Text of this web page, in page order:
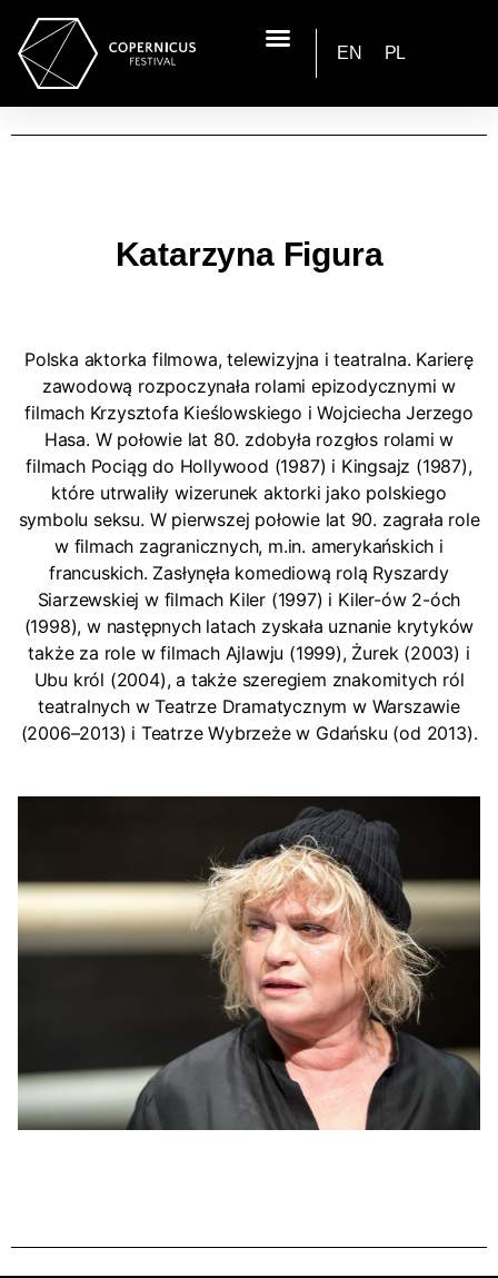
EN PL
Katarzyna Figura
Polska aktorka filmowa, telewizyjna i teatralna. Karierę
zawodową rozpoczynała rolami epizodycznymi w
filmach Krzysztofa Kieślowskiego i Wojciecha Jerzego
Hasa. W połowie lat 80. zdobyła rozgłos rolami w
filmach Pociąg do Hollywood (1987) i Kingsajz (1987),
które utrwaliły wizerunek aktorki jako polskiego
symbolu seksu. W pierwszej połowie lat 90. zagrała role
w filmach zagranicznych, m.in. amerykańskich i
francuskich. Zasłynęła komediową rolą Ryszardy
Siarzewskiej w filmach Kiler (1997) i Kiler-ów 2-óch
(1998), w następnych latach zyskała uznanie krytyków
także za role w filmach Ajlawju (1999), Żurek (2003) i
Ubu król (2004), a także szeregiem znakomitych ról
teatralnych w Teatrze Dramatycznym w Warszawie
(2006–2013) i Teatrze Wybrzeże w Gdańsku (od 2013).